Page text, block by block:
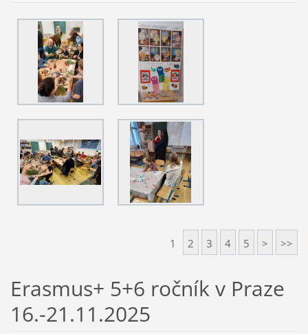
1 2 3 4 5 > >>
Erasmus+ 5+6 ročník v Praze
16.-21.11.2025